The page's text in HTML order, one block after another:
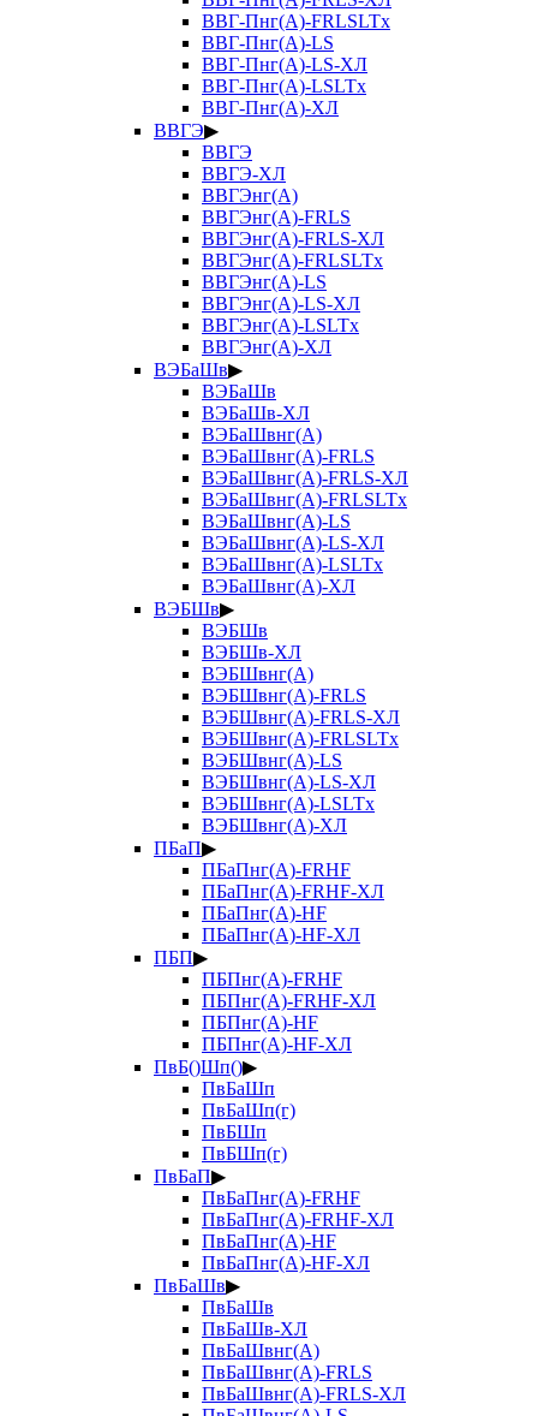
ВВГ-Пнг(А)-FRLSLTx
ВВГ-Пнг(А)-LS
ВВГ-Пнг(А)-LS-ХЛ
ВВГ-Пнг(А)-LSLTx
ВВГ-Пнг(А)-ХЛ
ВВГЭ▶
ВВГЭ
ВВГЭ-ХЛ
ВВГЭнг(А)
ВВГЭнг(А)-FRLS
ВВГЭнг(А)-FRLS-ХЛ
ВВГЭнг(А)-FRLSLTx
ВВГЭнг(А)-LS
ВВГЭнг(А)-LS-ХЛ
ВВГЭнг(А)-LSLTx
ВВГЭнг(А)-ХЛ
ВЭБаШв▶
ВЭБаШв
ВЭБаШв-ХЛ
ВЭБаШвнг(А)
ВЭБаШвнг(А)-FRLS
ВЭБаШвнг(А)-FRLS-ХЛ
ВЭБаШвнг(А)-FRLSLTx
ВЭБаШвнг(А)-LS
ВЭБаШвнг(А)-LS-ХЛ
ВЭБаШвнг(А)-LSLTx
ВЭБаШвнг(А)-ХЛ
ВЭБШв▶
ВЭБШв
ВЭБШв-ХЛ
ВЭБШвнг(А)
ВЭБШвнг(А)-FRLS
ВЭБШвнг(А)-FRLS-ХЛ
ВЭБШвнг(А)-FRLSLTx
ВЭБШвнг(А)-LS
ВЭБШвнг(А)-LS-ХЛ
ВЭБШвнг(А)-LSLTx
ВЭБШвнг(А)-ХЛ
ПБаП▶
ПБаПнг(А)-FRHF
ПБаПнг(А)-FRHF-ХЛ
ПБаПнг(А)-HF
ПБаПнг(А)-HF-ХЛ
ПБП▶
ПБПнг(А)-FRHF
ПБПнг(А)-FRHF-ХЛ
ПБПнг(А)-HF
ПБПнг(А)-HF-ХЛ
ПвБ()Шп()▶
ПвБаШп
ПвБаШп(г)
ПвБШп
ПвБШп(г)
ПвБаП▶
ПвБаПнг(А)-FRHF
ПвБаПнг(А)-FRHF-ХЛ
ПвБаПнг(А)-HF
ПвБаПнг(А)-HF-ХЛ
ПвБаШв▶
ПвБаШв
ПвБаШв-ХЛ
ПвБаШвнг(А)
ПвБаШвнг(А)-FRLS
ПвБаШвнг(А)-FRLS-ХЛ